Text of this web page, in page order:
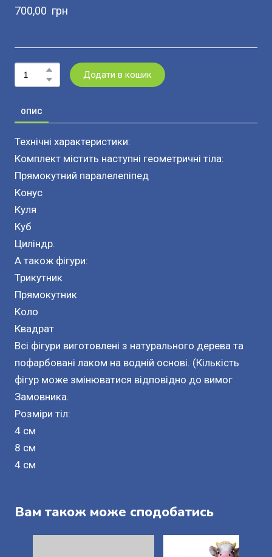
700,00  грн
Додати в кошик
ОПИС
Технічні характеристики:
Комплект містить наступні геометричні тіла:
Прямокутний паралелепіпед
Конус
Куля
Куб
Циліндр.
А також фігури:
Трикутник
Прямокутник
Коло
Квадрат
Всі фігури виготовлені з натурального дерева та
пофарбовані лаком на водній основі. (Кількість
фігур може змінюватися відповідно до вимог
Замовника.
Розміри тіл:
4 см
8 см
4 см
Вам також може сподобатись